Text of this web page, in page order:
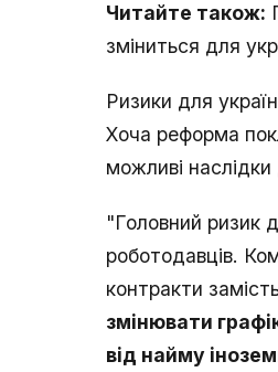
Читайте також:
зміниться для
Ризики для
Хоча реформа
можливі наслідки
"Головний ризик
роботодавців.
контракти
змінювати
від найму